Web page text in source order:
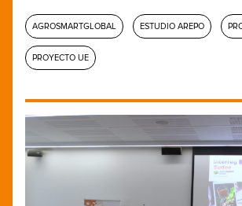
AGROSMARTGLOBAL ESTUDIO AREPO
PROYECTO UE